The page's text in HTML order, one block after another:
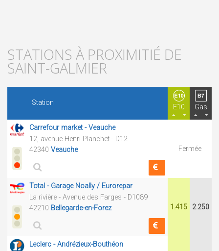
STATIONS À PROXIMITIÉ DE
SAINT-GALMIER
Station
E10 Gas
Carrefour market - Veauche
12, avenue Henri Planchet - D12
42340 Veauche Fermée
Total - Garage Noally / Eurorepar
La rivière - Avenue des Farges - D1089
42210 Bellegarde-en-Forez 1.415 2.250
Leclerc - Andrézieux-Bouthéon